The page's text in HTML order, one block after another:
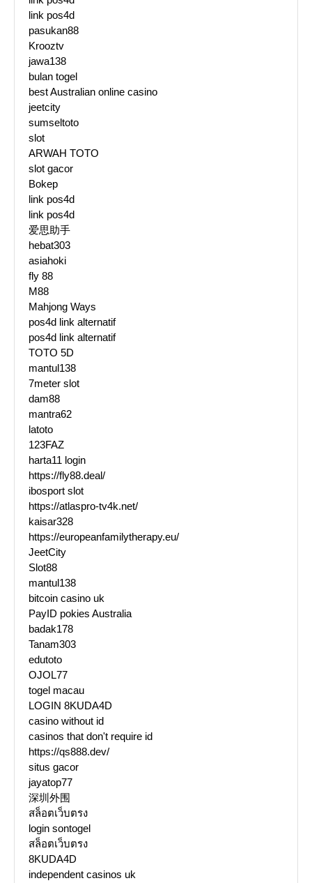
link pos4d
pasukan88
Krooztv
jawa138
bulan togel
best Australian online casino
jeetcity
sumseltoto
slot
ARWAH TOTO
slot gacor
Bokep
link pos4d
link pos4d
爱思助手
hebat303
asiahoki
fly 88
M88
Mahjong Ways
pos4d link alternatif
pos4d link alternatif
TOTO 5D
mantul138
7meter slot
dam88
mantra62
latoto
123FAZ
harta11 login
https://fly88.deal/
ibosport slot
https://atlaspro-tv4k.net/
kaisar328
https://europeanfamilytherapy.eu/
JeetCity
Slot88
mantul138
bitcoin casino uk
PayID pokies Australia
badak178
Tanam303
edutoto
OJOL77
togel macau
LOGIN 8KUDA4D
casino without id
casinos that don't require id
https://qs888.dev/
situs gacor
jayatop77
深圳外围
สล็อตเว็บตรง
login sontogel
สล็อตเว็บตรง
8KUDA4D
independent casinos uk